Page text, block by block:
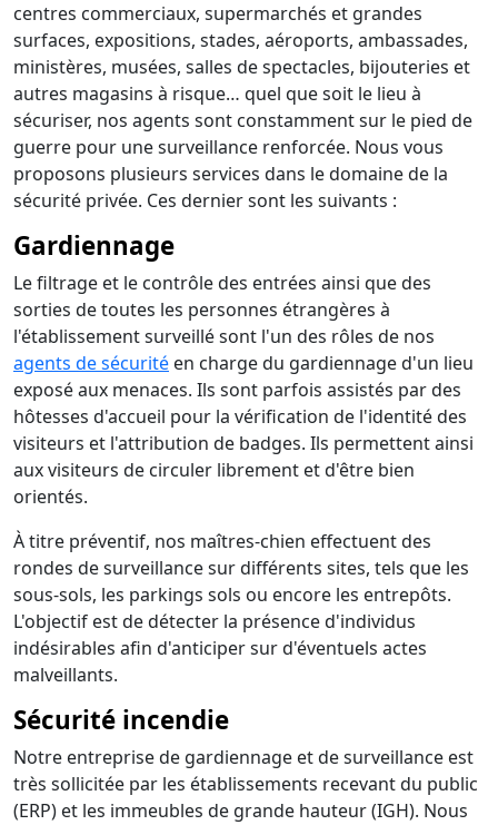
centres commerciaux, supermarchés et grandes
surfaces, expositions, stades, aéroports, ambassades,
ministères, musées, salles de spectacles, bijouteries et
autres magasins à risque… quel que soit le lieu à
sécuriser, nos agents sont constamment sur le pied de
guerre pour une surveillance renforcée. Nous vous
proposons plusieurs services dans le domaine de la
sécurité privée. Ces dernier sont les suivants :
Gardiennage
Le filtrage et le contrôle des entrées ainsi que des
sorties de toutes les personnes étrangères à
l'établissement surveillé sont l'un des rôles de nos
agents de sécurité en charge du gardiennage d'un lieu
exposé aux menaces. Ils sont parfois assistés par des
hôtesses d'accueil pour la vérification de l'identité des
visiteurs et l'attribution de badges. Ils permettent ainsi
aux visiteurs de circuler librement et d'être bien
orientés.
À titre préventif, nos maîtres-chien effectuent des
rondes de surveillance sur différents sites, tels que les
sous-sols, les parkings sols ou encore les entrepôts.
L'objectif est de détecter la présence d'individus
indésirables afin d'anticiper sur d'éventuels actes
malveillants.
Sécurité incendie
Notre entreprise de gardiennage et de surveillance est
très sollicitée par les établissements recevant du public
(ERP) et les immeubles de grande hauteur (IGH). Nous